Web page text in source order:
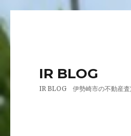
IR BLOG
IR BLOG 伊勢崎市の不動産